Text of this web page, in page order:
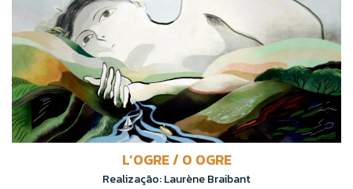
L’OGRE / O OGRE
Realização: Laurène Braibant